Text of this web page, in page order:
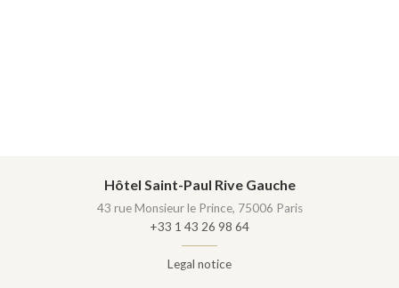
Hôtel Saint-Paul Rive Gauche
43 rue Monsieur le Prince, 75006 Paris
+33 1 43 26 98 64
Legal notice